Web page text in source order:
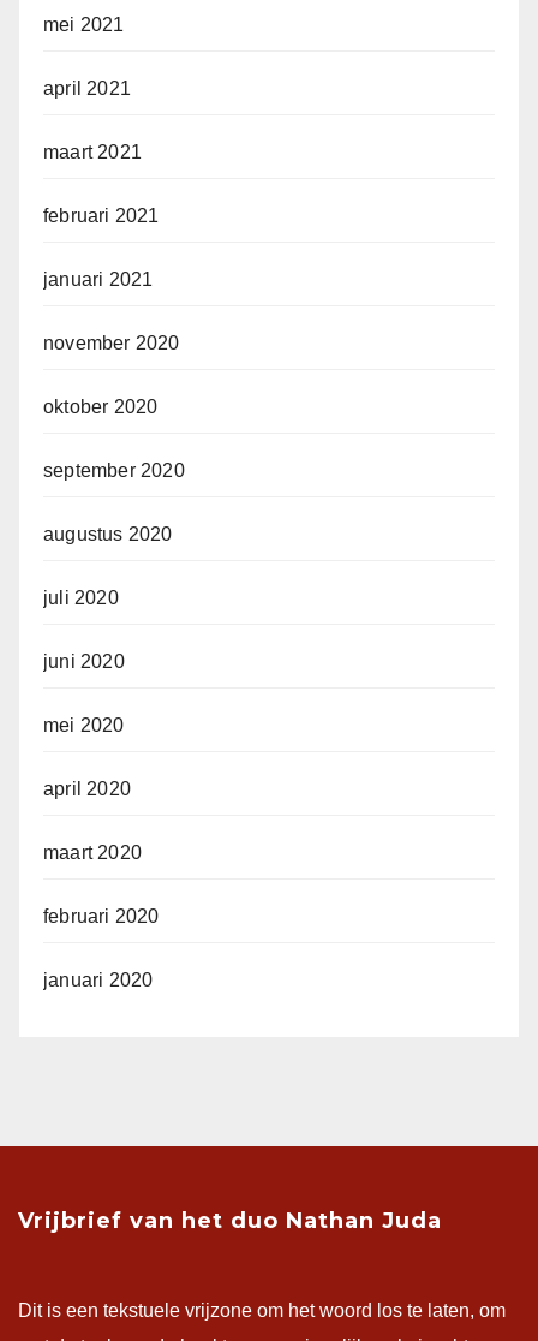
mei 2021
april 2021
maart 2021
februari 2021
januari 2021
november 2020
oktober 2020
september 2020
augustus 2020
juli 2020
juni 2020
mei 2020
april 2020
maart 2020
februari 2020
januari 2020
Vrijbrief van het duo Nathan Juda
Dit is een tekstuele vrijzone om het woord los te laten, om